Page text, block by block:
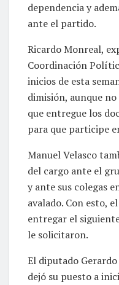
dependencia y
ante el partido.
Ricardo Monreal,
Coordinación
inicios de esta
dimisión, aunque
que entregue los
para que participe
Manuel Velasco
del cargo ante el
y ante sus colegas
avalado. Con esto,
entregar el
le solicitaron.
El diputado
dejó su puesto a